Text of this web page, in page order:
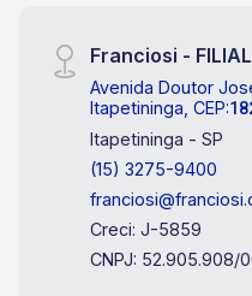
Franciosi - FILIAL
Avenida Doutor
Itapetininga, CEP:
Itapetininga - SP
(15) 3275-9400
Creci: J-5859
CNPJ: 52.905.908/